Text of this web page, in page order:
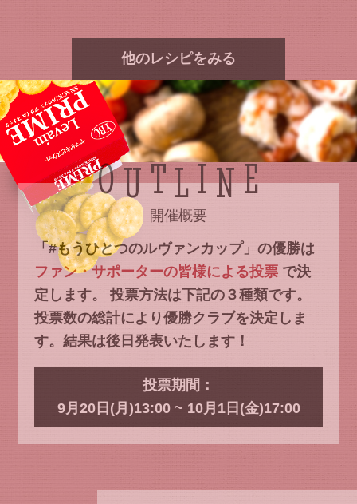
他のレシピをみる
OUTLINE
開催概要
「#もうひとつのルヴァンカップ」の優勝は
ファン・サポーターの皆様による投票で決
定します。
投票方法は下記の３種類です。
投票数の総計により優勝クラブを決定しま
す。結果は後日発表いたします！
投票期間：
9月20日(月)13:00 ~ 10月1日(金)17:00